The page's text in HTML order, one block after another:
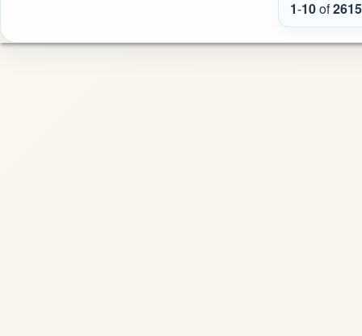
1-10of2615